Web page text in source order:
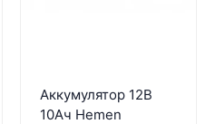
Аккумулятор 12В
10Ач Hemen